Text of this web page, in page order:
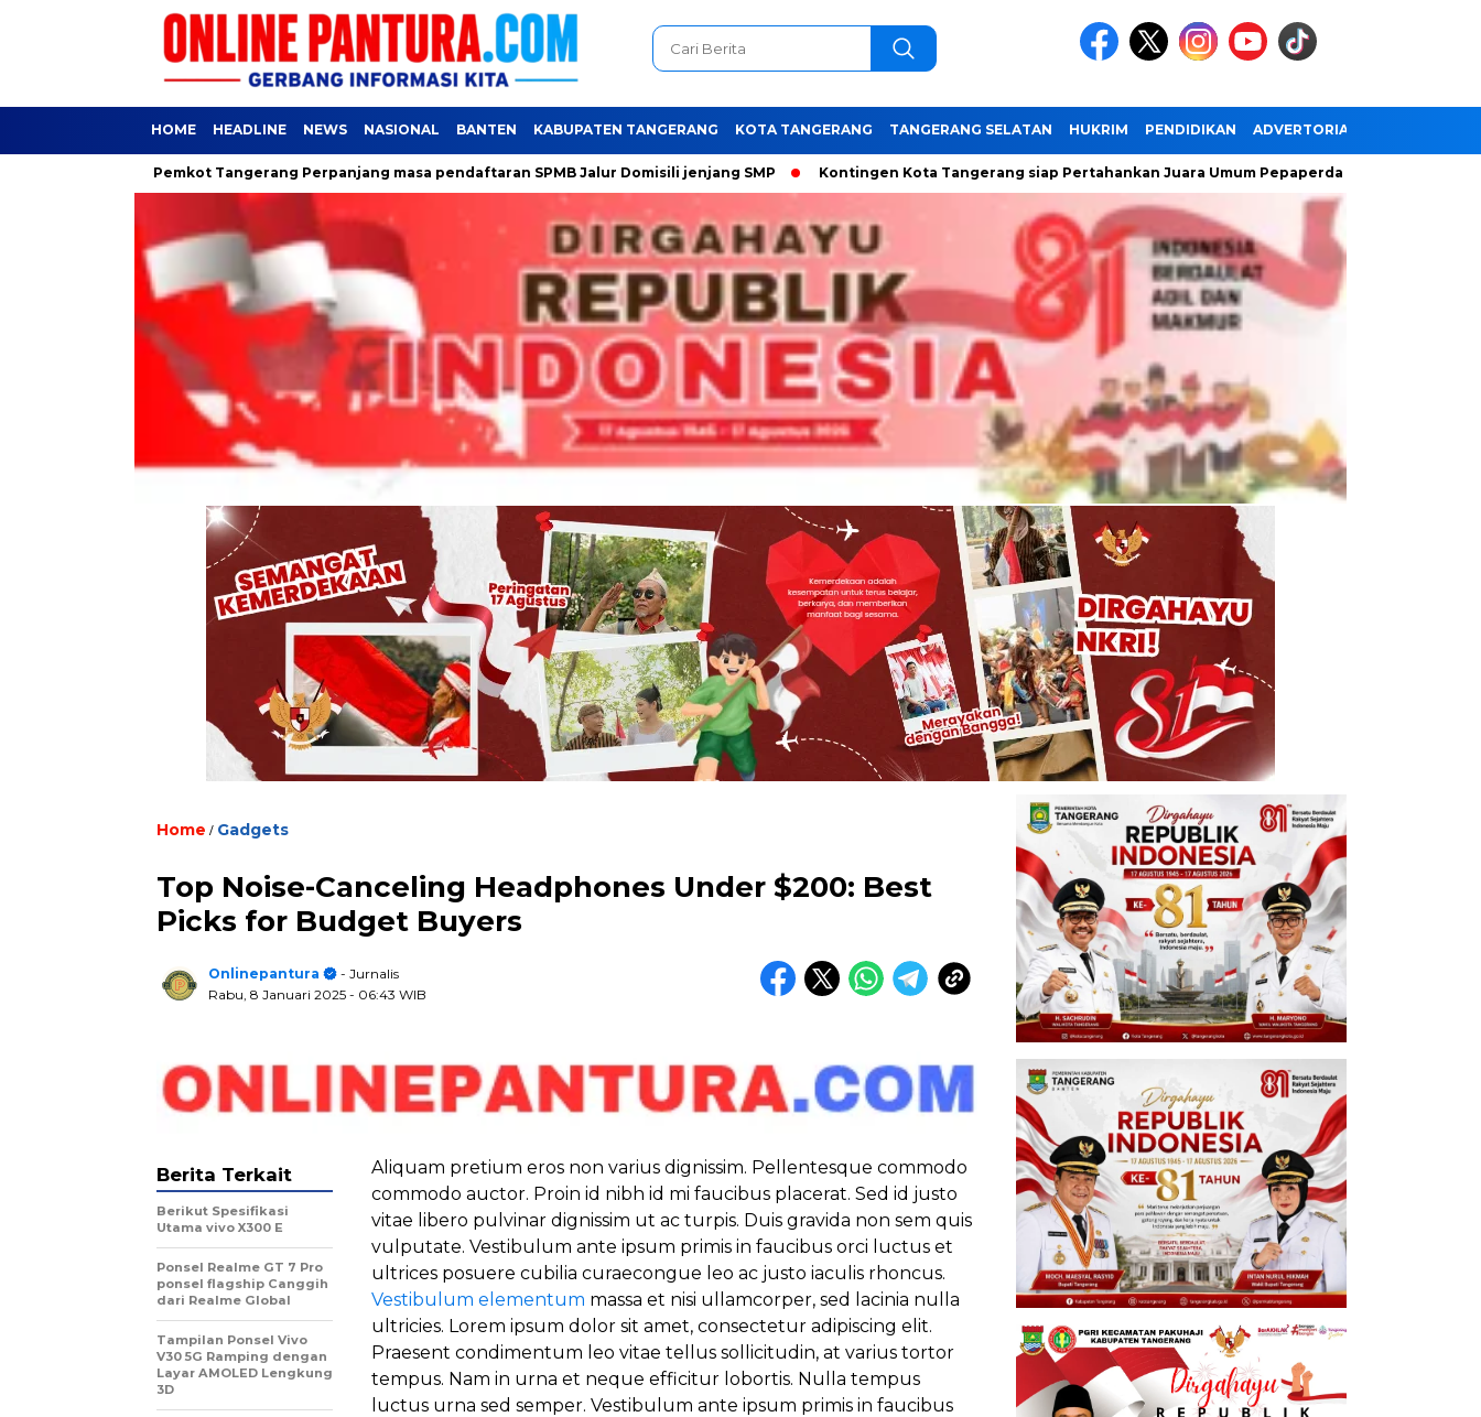
HOME HEADLINE NEWS NASIONAL BANTEN KABUPATEN TANGERANG KOTA TANGERANG TANGERANG SELATAN HUKRIM PENDIDIKAN ADVERTORIAL
Pemkot Tangerang Perpanjang masa pendaftaran SPMB Jalur Domisili jenjang SMP Kontingen Kota Tangerang siap Pertahankan Juara Umum Pepaperda IX Banten
Home / Gadgets
Top Noise-Canceling Headphones Under $200: Best
Picks for Budget Buyers
Onlinepantura
- Jurnalis
Rabu, 8 Januari 2025 - 06:43 WIB
Aliquam pretium eros non varius dignissim. Pellentesque commodo
commodo auctor. Proin id nibh id mi faucibus placerat. Sed id justo
vitae libero pulvinar dignissim ut ac turpis. Duis gravida non sem quis
vulputate. Vestibulum ante ipsum primis in faucibus orci luctus et
ultrices posuere cubilia curaecongue leo ac justo iaculis rhoncus.
Vestibulum elementum massa et nisi ullamcorper, sed lacinia nulla
ultricies. Lorem ipsum dolor sit amet, consectetur adipiscing elit.
Praesent condimentum leo vitae tellus sollicitudin, at varius tortor
tempus. Nam in urna et neque efficitur lobortis. Nulla tempus
luctus urna sed semper. Vestibulum ante ipsum primis in faucibus
Baca Juga :
Realme Narzo 100x
smartphone 5G hadir dengan baterai
Super Jumbo
Berita Terkait
Berikut Spesifikasi
Utama vivo X300 E
Ponsel Realme GT 7 Pro
ponsel flagship Canggih
dari Realme Global
Tampilan Ponsel Vivo
V30 5G Ramping dengan
Layar AMOLED Lengkung
3D